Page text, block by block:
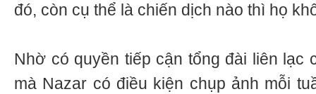
đó, còn cụ thể là chiến dịch nào thì họ
Nhờ có quyền tiếp cận tổng đài liên lạc
mà Nazar có điều kiện chụp ảnh mỗi